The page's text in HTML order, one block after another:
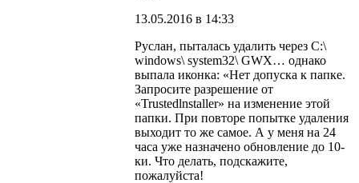
13.05.2016 в 14:33
Руслан, пыталась удалить через С:\
windows\ system32\ GWX… однако
выпала иконка: «Нет допуска к папке.
Запросите разрешение от
«Trustedlnstaller» на изменение этой
папки. При повторе попытке удаления
выходит то же самое. А у меня на 24
часа уже назначено обновление до 10-
ки. Что делать, подскажите,
пожалуйста!